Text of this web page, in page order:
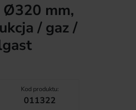
mm,
/ gaz /
Kod produktu:
011322